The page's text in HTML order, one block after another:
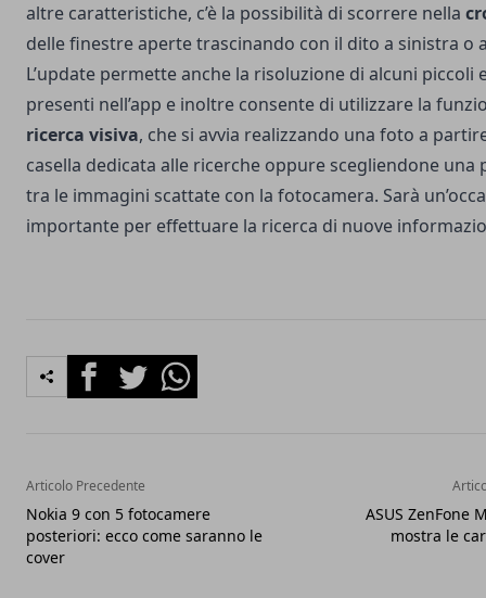
altre caratteristiche, c’è la possibilità di scorrere nella
delle finestre aperte trascinando con il dito a sinistra o
L’update permette anche la risoluzione di alcuni piccoli
presenti nell’app e inoltre consente di utilizzare la
ricerca visiva, che si avvia realizzando una foto a
casella dedicata alle ricerche oppure scegliendone una
tra le immagini scattate con la fotocamera. Sarà
importante per effettuare la ricerca di nuove
FacebookTwitterWhatsapp
Articolo Precedente
Nokia 9 con 5 fotocamere
posteriori: ecco come saranno le
cover
ASUS ZenFone
mostra le